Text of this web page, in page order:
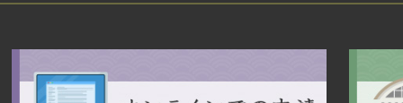
家計にプラス「たすカルチケッ